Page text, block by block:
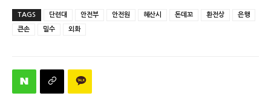
TAGS 단련대 안전부 안전원 혜산시 돈데꼬 환전상 은행
큰손 밀수 외화